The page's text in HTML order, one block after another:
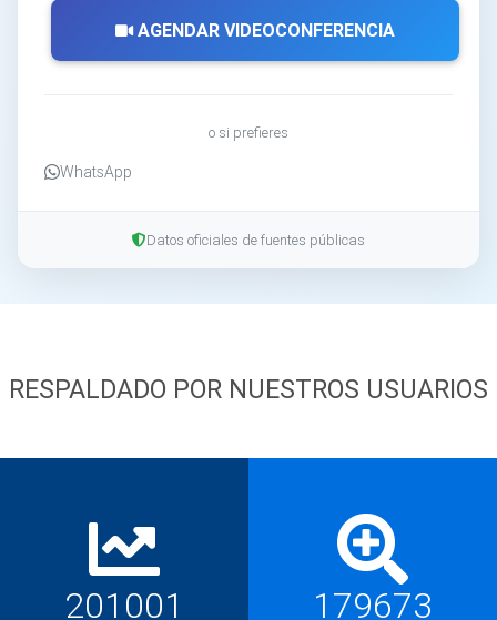
AGENDAR VIDEOCONFERENCIA
o si prefieres
WhatsApp
Datos oficiales de fuentes públicas
RESPALDADO POR NUESTROS USUARIOS
201001 179673